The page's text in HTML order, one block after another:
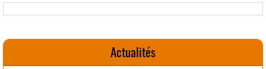
Actualités